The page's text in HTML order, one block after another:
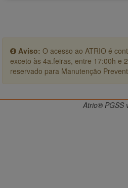
Aviso: O acesso ao ATRIO é
exceto às 4a.feiras, entre 17:00h e
reservado para Manutenção
Atrio® PGSS